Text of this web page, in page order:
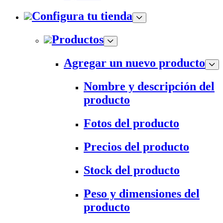
Configura tu tienda
Productos
Agregar un nuevo producto
Nombre y descripción del
producto
Fotos del producto
Precios del producto
Stock del producto
Peso y dimensiones del
producto